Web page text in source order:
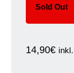
Sold Out
14,90€